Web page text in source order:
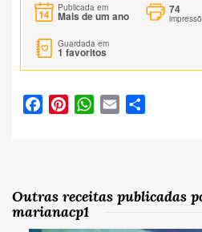
Publicada em
Mais de um ano
74
Guardada em
1 favoritos
FacebookPinterestWhatsApp
Email
Outras receitas publicadas
marianacp1